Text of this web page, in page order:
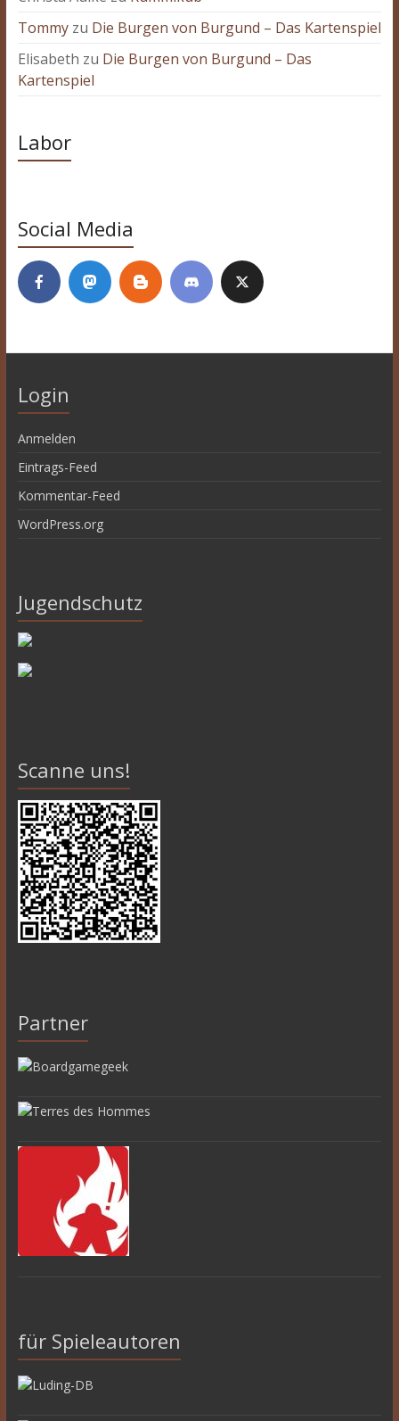
Tommyzu Die Burgen von Burgund – Das Kartenspiel
Elisabeth zu Die Burgen von Burgund – Das
Kartenspiel
Labor
Social Media
Login
Anmelden
Eintrags-Feed
Kommentar-Feed
WordPress.org
Jugendschutz
Scanne uns!
Partner
für Spieleautoren